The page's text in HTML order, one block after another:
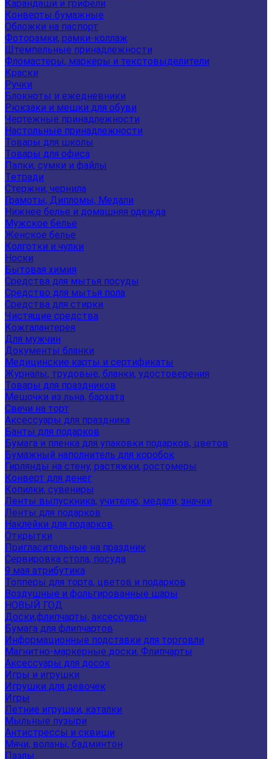
Карандаши и грифели
Конверты бумажные
Обложки на паспорт
Фоторамки, рамки-коллаж
Штемпельные принадлежности
Фломастеры, маркеры и текстовыделители
Краски
Ручки
Блокноты и ежедневники
Рюкзаки и мешки для обуви
Чертежные принадлежности
Настольные принадлежности
Товары для школы
Товары для офиса
Папки, сумки и файлы
Тетради
Стержни, чернила
Грамоты, Дипломы, Медали
Нижнее белье и домашняя одежда
Мужское белье
Женское белье
Колготки и чулки
Носки
Бытовая химия
Средства для мытья посуды
Средство для мытья пола
Средства для стирки
Чистящие средства
Кожгалантерея
Для мужчин
Документы бланки
Медицинские карты и сертификаты
Журналы, трудовые, бланки, удостоверения
Товары для праздников
Мешочки из льна, бархата
Свечи на торт
Аксессуары для праздника
Банты для подарков
Бумага и пленка для упаковки подарков, цветов
Бумажный наполнитель для коробок
Гирлянды на стену, растяжки, ростомеры
Конверт для денег
Копилки, сувениры
Ленты выпускника, учителю, медали, значки
Ленты для подарков
Наклейки для подарков
Открытки
Пригласительные на праздник
Сервировка стола, посуда
9 мая атрибутика
Топперы для торта, цветов и подарков
Воздушные и фольгированные шары
НОВЫЙ ГОД
Доски,флипчарты, аксессуары
Бумага для флипчартов
Информационные подставки для торговли
Магнитно-маркерные доски, Флипчарты
Аксессуары для досок
Игры и игрушки
Игрушки для девочек
Игры
Летние игрушки, каталки
Мыльные пузыри
Антистрессы и сквиши
Мячи, воланы, бадминтон
Пазлы